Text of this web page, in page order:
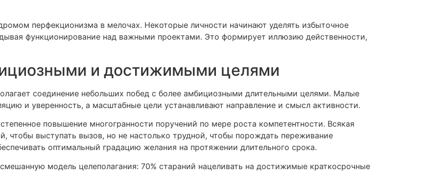
перфекционизма в мелочах. Некоторые личности начинают уделять избыточное
функционирование над важными проектами. Это формирует иллюзию действенности,
и достижимыми целями
соединение небольших побед с более амбициозными длительными целями. Малые
и уверенность, а масштабные цели устанавливают направление и смысл активности.
повышение многогранности поручений по мере роста компетентности. Всякая
чтобы выступать вызов, но не настолько трудной, чтобы порождать переживание
оптимальный градацию желания на протяжении длительного срока.
модель целеполагания: 70% стараний нацеливать на достижимые краткосрочные